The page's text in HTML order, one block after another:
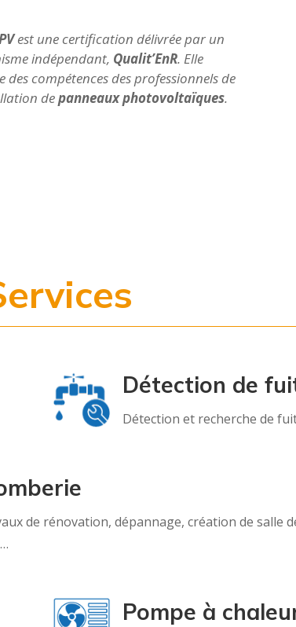
est une certification délivrée par un
indépendant, Qualit’EnR. Elle
des compétences des professionnels de
depanneaux photovoltaïques.
Détection de
Détection et recherche de
de rénovation, dépannage, création de salle
Pompe à